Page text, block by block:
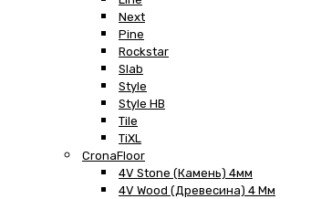
Next
Pine
Rockstar
Slab
Style
Style HB
Tile
TiXL
CronaFloor
4V Stone (Камень) 4мм
4V Wood (Древесина) 4 Мм